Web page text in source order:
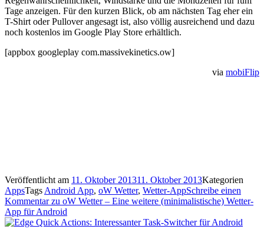
Tage anzeigen. Für den kurzen Blick, ob am nächsten Tag eher ein
T-Shirt oder Pullover angesagt ist, also völlig ausreichend und dazu
noch kostenlos im Google Play Store erhältlich.
[appbox googleplay com.massivekinetics.ow]
via mobiFlip
Veröffentlicht am 11. Oktober 201311. Oktober 2013Kategorien
AppsTags Android App, oW Wetter, Wetter-AppSchreibe einen
Kommentarzu oW Wetter – Eine weitere (minimalistische) Wetter-
App für Android